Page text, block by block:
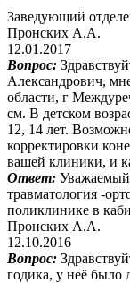
Заведующий
Пронских А.А.
12.01.2017
Вопрос:
Александрович,
области, г
см. В детском
12, 14 лет.
корректировки
вашей клиники, и
Ответ:
травматология -
поликлинике в
Пронских А.А.
12.10.2016
Вопрос:
годика, у неё было